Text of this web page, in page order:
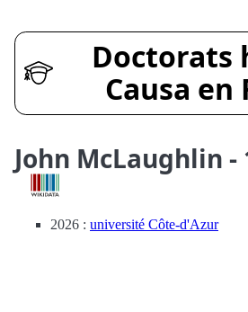
Doctorats
Causa en
John McLaughlin
2026 : université Côte-d'Azur